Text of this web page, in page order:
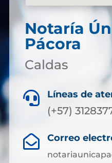
Notaría
Pácora
Caldas
 Líneas de
(+57)
 Correo